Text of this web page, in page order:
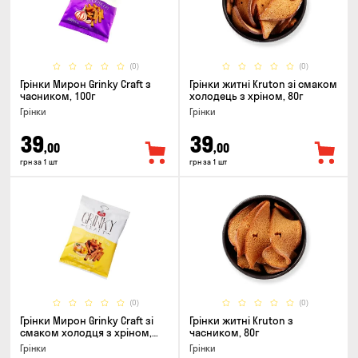
(0)
Грінки Мирон Grinky Craft з
часником, 100г
Грінки
39,00
грн за 1 шт
(0)
Грінки житні Kruton зі смаком
холодець з хріном, 80г
Грінки
39,00
грн за 1 шт
(0)
Грінки Мирон Grinky Craft зі
смаком холодця з хріном,
100г
Грінки
(0)
Грінки житні Kruton з
часником, 80г
Грінки